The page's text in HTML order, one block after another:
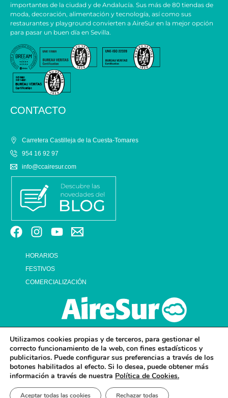
importantes de la ciudad y de Andalucía. Sus más de 80 tiendas de
moda, decoración, alimentación y tecnología, así como sus
restaurantes y playground convierten a AireSur en la mejor opción
para pasar un buen día en Sevilla.
CONTACTO
Carretera Castilleja de la Cuesta-Tomares
954 16 92 97
info@ccairesur.com
HORARIOS
FESTIVOS
COMERCIALIZACIÓN
© 2026 CENTRO COMERCIAL AIRESUR . ALL RIGHTS RESERVED.
Utilizamos cookies propias y de terceros, para gestionar el
correcto funcionamiento de la web, con fines estadísticos y
publicitarios. Puede configurar sus preferencias a través de los
botones habilitados al efecto. Si lo desea, puede obtener más
información a través de nuestra Política de Cookies.
Aceptar todas las cookies Rechazar todas